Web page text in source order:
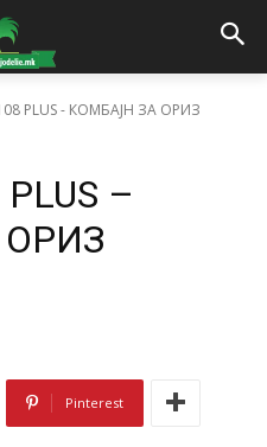
PLUS - КОМБАЈН ЗА ОРИЗ
–
Pinterest